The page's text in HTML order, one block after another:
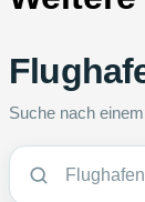
Suche nach